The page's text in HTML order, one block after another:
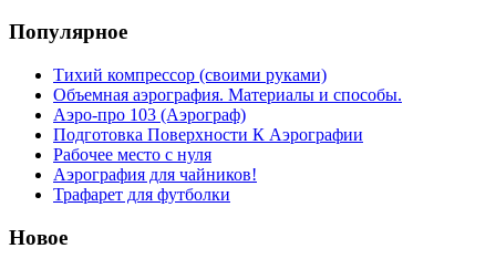
Популярное
Тихий компрессор (своими руками)
Объемная аэрография. Материалы и способы.
Аэро-про 103 (Аэрограф)
Подготовка Поверхности К Аэрографии
Рабочее место с нуля
Аэрография для чайников!
Трафарет для футболки
Новое